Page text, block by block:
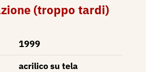
(troppo tardi)
1999
acrilico su tela